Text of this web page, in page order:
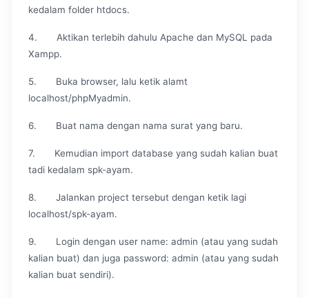
kedalam folder htdocs.
4. Aktikan terlebih dahulu Apache dan MySQL pada
Xampp.
5. Buka browser, lalu ketik alamt
localhost/phpMyadmin.
6. Buat nama dengan nama surat yang baru.
7. Kemudian import database yang sudah kalian buat
tadi kedalam spk-ayam.
8. Jalankan project tersebut dengan ketik lagi
localhost/spk-ayam.
9. Login dengan user name: admin (atau yang sudah
kalian buat) dan juga password: admin (atau yang sudah
kalian buat sendiri).